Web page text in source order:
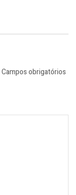
Campos obrigatórios